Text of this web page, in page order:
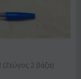
(Ζεύγος 2 βάζα)